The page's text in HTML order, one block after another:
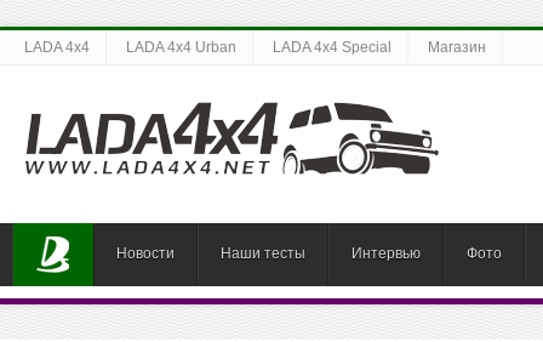
LADA 4x4 LADA 4x4 Urban LADA 4x4 Special Магазин
Новости Наши тесты Интервью Фото